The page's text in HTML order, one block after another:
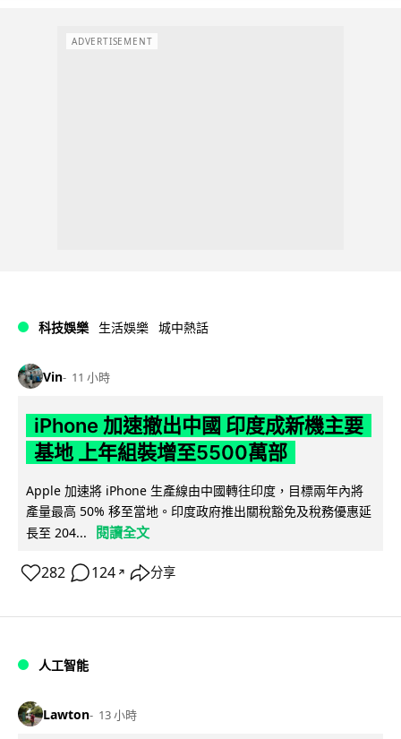
ADVERTISEMENT
科技娛樂 生活娛樂 城中熱話
Vin 11 小時
iPhone 加速撤出中國 印度成新機主要
基地 上年組裝增至5500萬部
Apple 加速將 iPhone 生產線由中國轉往印度，目標兩年內將
產量最高 50% 移至當地。印度政府推出關稅豁免及稅務優惠延
長至 204...
閱讀全文
282 124 ↗ 分享
人工智能
Lawton 13 小時